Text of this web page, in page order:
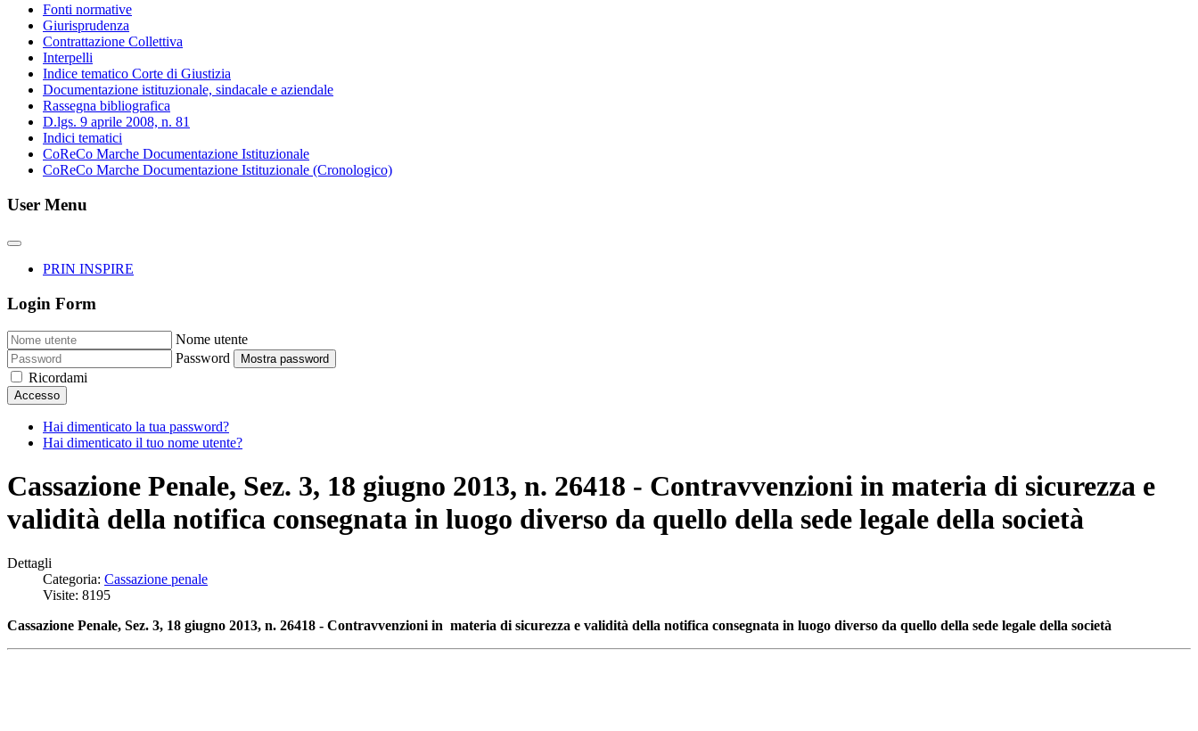
Fonti normative
Giurisprudenza
Contrattazione Collettiva
Interpelli
Indice tematico Corte di Giustizia
Documentazione istituzionale, sindacale e aziendale
Rassegna bibliografica
D.lgs. 9 aprile 2008, n. 81
Indici tematici
CoReCo Marche Documentazione Istituzionale
CoReCo Marche Documentazione Istituzionale (Cronologico)
User Menu
PRIN INSPIRE
Login Form
Nome utente
Password
Mostra password
Ricordami
Accesso
Hai dimenticato la tua password?
Hai dimenticato il tuo nome utente?
Cassazione Penale, Sez. 3, 18 giugno 2013, n. 26418 - Contravvenzioni in materia di sicurezza e
validità della notifica consegnata in luogo diverso da quello della sede legale della società
Dettagli
Categoria: Cassazione penale
Visite: 8195
Cassazione Penale, Sez. 3, 18 giugno 2013, n. 26418 - Contravvenzioni in materia di sicurezza e validità della notifica consegnata in luogo diverso da quello della sede legale della società